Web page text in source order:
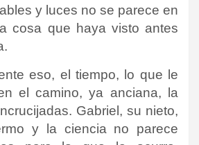
y luces no se parece en
cosa que haya visto antes
eso, el tiempo, lo que le
el camino, ya anciana, la
Gabriel, su nieto,
y la ciencia no parece